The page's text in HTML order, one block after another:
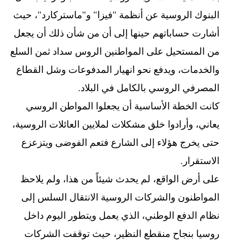
البنوك الروسية عن أنظمة "فيزا" و"ماستركارد"، حيث
أشارت حساباتهم حينها إلى أن من شأن ذلك أن يجعل
من المستحيل على المواطنين الروس سداد ثمن السلع
والخدمات، ويدفع نحو انهيار المدفوعات وشل القطاع
المصرفي الروسي بالكامل في البلاد.
كانت الخطة الأساسية أن يجعلوا المواطن الروسي
يعاني، وأرادوا خلق مشكلات لملايين العائلات الروسية،
حتى يخرج هؤلاء إلى الشارع فتعم الفوضى ويتزعزع
الاستقرار.
على أرض الواقع، لم يحدث شيئاً من هذا، ولم يلاحظ
المواطنون والشركات الروسية الانتقال السلس إلى
نظام الدفع الوطني، الذي يعمل ويتطور اليوم داخل
روسيا بنجاح منقطع النظير، حيث توقفت الشركات